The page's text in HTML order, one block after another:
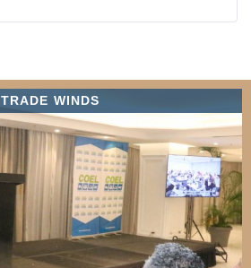
TRADE WINDS